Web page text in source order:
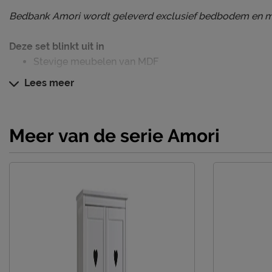
Bedbank Amori wordt geleverd exclusief bedbodem en
Deze set blinkt uit in
Stevige meubelen van MDF
Lieve en aandoenlijke uitstraling
Verzorging & Garantie
Je nieuwe kinderslaapkamermeubelen wil je natuurlijk
Lees meer
Meer van de serie Amori